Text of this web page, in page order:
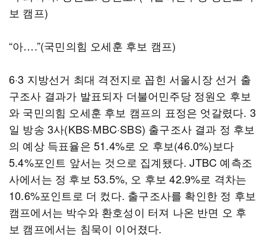
보 캠프)
“아….”(국민의힘 오세훈 후보 캠프)
6·3 지방선거 최대 격전지로 꼽힌 서울시장 선거 출
구조사 결과가 발표되자 더불어민주당 정원오 후보
와 국민의힘 오세훈 후보 캠프의 표정은 엇갈렸다. 3
일 방송 3사(KBS·MBC·SBS) 출구조사 결과 정 후보
의 예상 득표율은 51.4%로 오 후보(46.0%)보다
5.4%포인트 앞서는 것으로 집계됐다. JTBC 예측조
사에서는 정 후보 53.5%, 오 후보 42.9%로 격차는
10.6%포인트로 더 컸다. 출구조사를 확인한 정 후보
캠프에서는 박수와 환호성이 터져 나온 반면 오 후
보 캠프에서는 침묵이 이어졌다.